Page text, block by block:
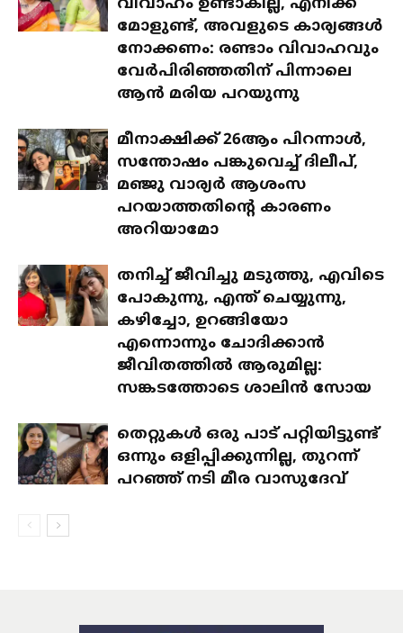
വിവാഹം ഉണ്ടാകില്ല, എനിക്ക്
മോളുണ്ട്, അവളുടെ കാര്യങ്ങൾ
നോക്കണം: രണ്ടാം വിവാഹവും
വേർപിരിഞ്ഞതിന് പിന്നാലെ
ആൻ മരിയ പറയുന്നു
മീനാക്ഷിക്ക് 26ആം പിറന്നാൾ,
സന്തോഷം പങ്കുവെച്ച് ദിലീപ്,
മഞ്ജു വാര്യർ ആശംസ
പറയാത്തതിന്റെ കാരണം
അറിയാമോ
തനിച്ച് ജീവിച്ചു മടുത്തു, എവിടെ
പോകുന്നു, എന്ത് ചെയ്യുന്നു,
കഴിച്ചോ, ഉറങ്ങിയോ
എന്നൊന്നും ചോദിക്കാൻ
ജീവിതത്തിൽ ആരുമില്ല:
സങ്കടത്തോടെ ശാലിൻ സോയ
തെറ്റുകൾ ഒരു പാട് പറ്റിയിട്ടുണ്ട്
ഒന്നും ഒളിപ്പിക്കുന്നില്ല, തുറന്ന്
പറഞ്ഞ് നടി മീര വാസുദേവ്